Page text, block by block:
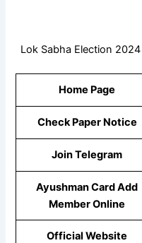
Lok Sabha Election
Home Page
Check Paper Notice
Join Telegram
Ayushman Card Add
Member Online
Official Website